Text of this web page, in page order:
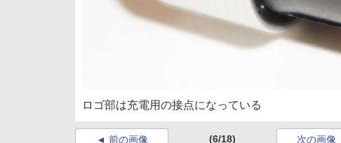
ロゴ部は充電用の接点になっている
前の画像 (6/18) 次の画像